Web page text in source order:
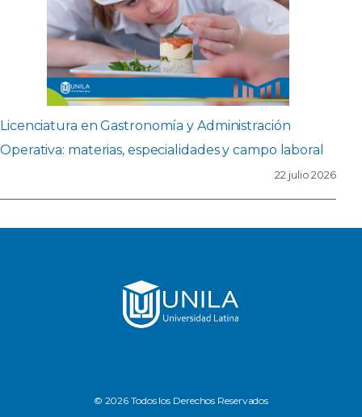
Licenciatura en Gastronomía y Administración
Operativa: materias, especialidades y campo laboral
22 julio 2026
© 2026 Todos los Derechos Reservados